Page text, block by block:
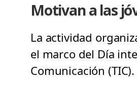
Motivan a las
La actividad
el marco del Día
Comunicación (TIC).